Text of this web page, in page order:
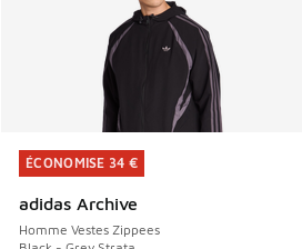
ÉCONOMISE 34 €
adidas Archive
Homme Vestes Zippees
ÉCONOMISE 34 €